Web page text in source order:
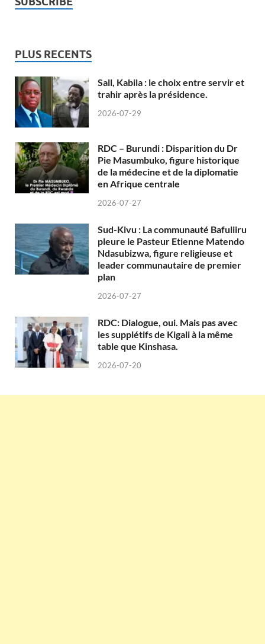
PLUS RECENTS
Sall, Kabila : le choix entre servir et
trahir après la présidence.
2026-07-29
RDC – Burundi : Disparition du Dr
Pie Masumbuko, figure historique
de la médecine et de la diplomatie
en Afrique centrale
2026-07-27
Sud-Kivu : La communauté Bafuliiru
pleure le Pasteur Etienne Matendo
Ndasubizwa, figure religieuse et
leader communautaire de premier
plan
2026-07-27
RDC: Dialogue, oui. Mais pas avec
les supplétifs de Kigali à la même
table que Kinshasa.
2026-07-20